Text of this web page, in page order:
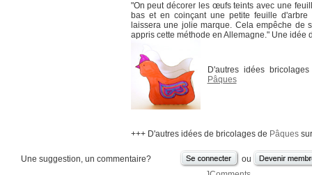
"On peut décorer les œufs teints avec une
bas et en coinçant une petite feuille
laissera une jolie marque. Cela empêche de
appris cette méthode en Allemagne." Une idée
D'autres idées
Pâques
+++ D'autres idées de bricolages de Pâquessur
Une suggestion, un commentaire?
ou